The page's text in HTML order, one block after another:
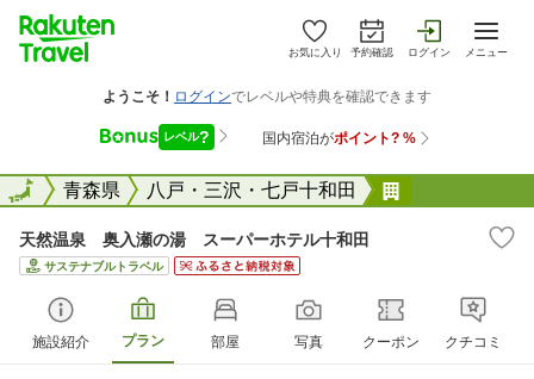
お気に入り 予約確認 ログイン メニュー
全国青森県 八戸・三沢・七戸十和田
全国
天然温泉 奥入瀬の湯 スーパーホテル十和田
サステナブルトラベル
施設紹介 プラン 部屋 写真 クーポン クチコミ